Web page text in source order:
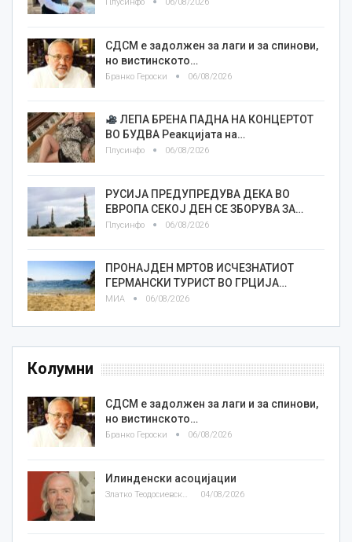
СДСМ е задолжен за лаги и за спинови,
но вистинското…
Бранко Героски 06/08/2026
ЛЕПА БРЕНА ПАДНА НА КОНЦЕРТОТ
ВО БУДВА Реакцијата на…
Плусинфо 06/08/2026
РУСИЈА ПРЕДУПРЕДУВА ДЕКА ВО
ЕВРОПА СЕКОЈ ДЕН СЕ ЗБОРУВА ЗА…
Плусинфо 06/08/2026
ПРОНАЈДЕН МРТОВ ИСЧЕЗНАТИОТ
ГЕРМАНСКИ ТУРИСТ ВО ГРЦИЈА…
МИА 06/08/2026
Колумни
СДСМ е задолжен за лаги и за спинови,
но вистинското…
Бранко Героски 06/08/2026
Илинденски асоцијации
Златко Теодосиевски 04/08/2026